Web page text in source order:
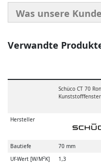
Was unsere
Verwandte
Schüco CT 70
Kunststofffenster
Hersteller
Bautiefe 70 mm
Uf-Wert [W/M²K]
1,3